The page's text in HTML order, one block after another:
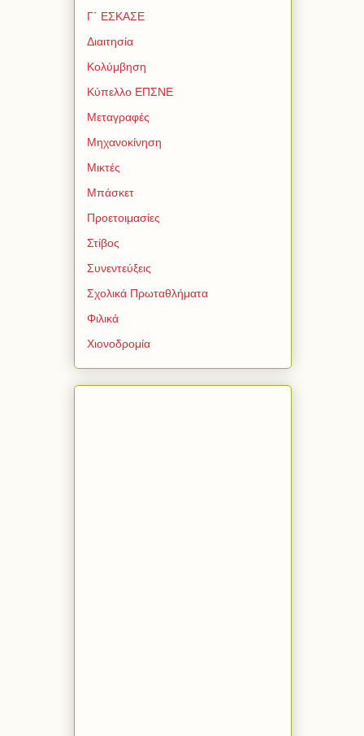
Γ΄ ΕΣΚΑΣΕ
Διαιτησία
Κολύμβηση
Κύπελλο ΕΠΣΝΕ
Μεταγραφές
Μηχανοκίνηση
Μικτές
Μπάσκετ
Προετοιμασίες
Στίβος
Συνεντεύξεις
Σχολικά Πρωταθλήματα
Φιλικά
Χιονοδρομία